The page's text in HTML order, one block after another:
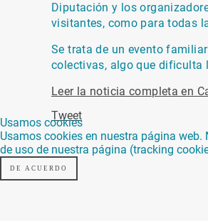
Diputación y los
visitantes, como para todas
Se trata de un evento
colectivas, algo que dificulta
Leer la noticia completa en
Tweet
Usamos cookies
Usamos cookies en nuestra página
de uso de nuestra página (tracking
DE ACUERDO